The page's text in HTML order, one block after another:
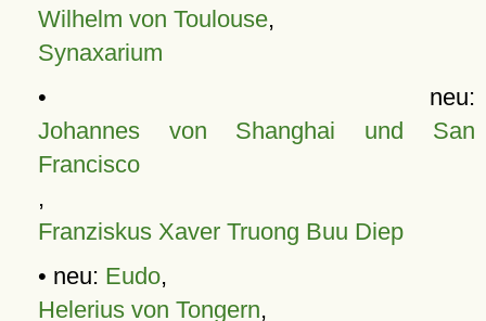
Wilhelm von Toulouse,
Synaxarium
• neu:
Johannes von Shanghai und San
Francisco
,
Franziskus Xaver Truong Buu Diep
• neu: Eudo,
Helerius von Tongern,